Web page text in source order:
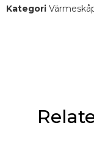
Kategori